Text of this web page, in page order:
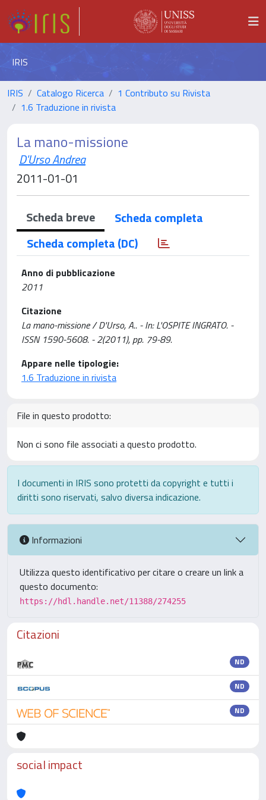
IRIS
IRIS Catalogo Ricerca
1 Contributo su Rivista
1.6 Traduzione in rivista
La mano-missione
D'Urso Andrea
2011-01-01
Scheda breve
Scheda completa
Scheda completa (DC)
Anno di pubblicazione
2011
Citazione
La mano-missione / D'Urso, A.. - In: L'OSPITE INGRATO. -
ISSN 1590-5608. - 2(2011), pp. 79-89.
Appare nelle tipologie:
1.6 Traduzione in rivista
File in questo prodotto:
Non ci sono file associati a questo prodotto.
I documenti in IRIS sono protetti da copyright e tutti i
diritti sono riservati, salvo diversa indicazione.
Informazioni
Utilizza questo identificativo per citare o creare un link a
questo documento:
https://hdl.handle.net/11388/274255
Citazioni
ND
ND
ND
social impact